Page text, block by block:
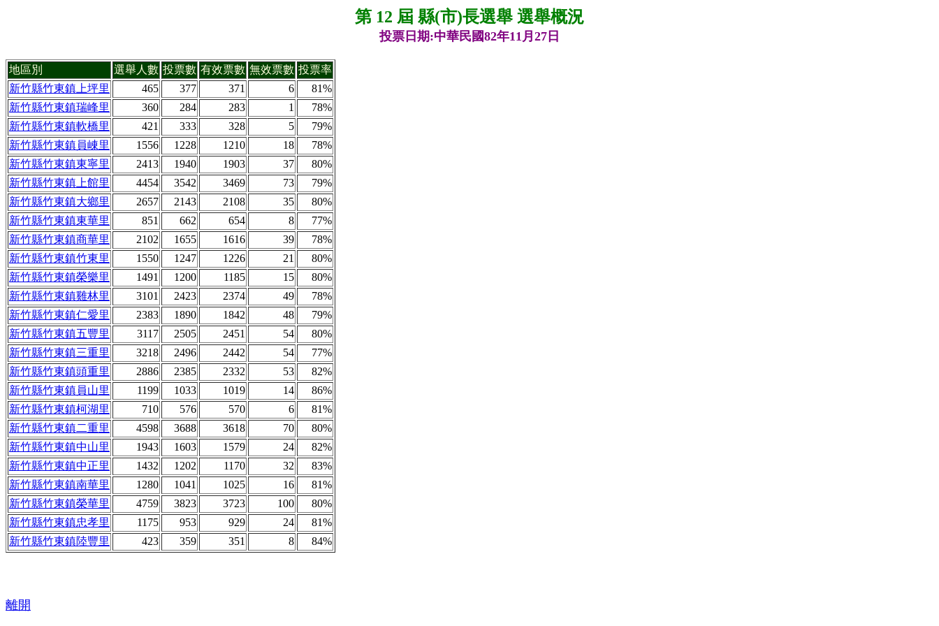
第 12 屆 縣(市)長選舉 選舉概況
投票日期:中華民國82年11月27日
地區別 選舉人數 投票數 有效票數 無效票數 投票率
新竹縣竹東鎮上坪里
465 377 371 6
81%
新竹縣竹東鎮瑞峰里
360 284 283 1
78%
新竹縣竹東鎮軟橋里
421 333 328 5
79%
新竹縣竹東鎮員崠里
1556 1228 1210 18
78%
新竹縣竹東鎮東寧里
2413 1940 1903 37
80%
新竹縣竹東鎮上館里
4454 3542 3469 73
79%
新竹縣竹東鎮大鄉里
2657 2143 2108 35
80%
新竹縣竹東鎮東華里
851 662 654 8
77%
新竹縣竹東鎮商華里
2102 1655 1616 39
78%
新竹縣竹東鎮竹東里
1550 1247 1226 21
80%
新竹縣竹東鎮榮樂里
1491 1200 1185 15
80%
新竹縣竹東鎮雞林里
3101 2423 2374 49
78%
新竹縣竹東鎮仁愛里
2383 1890 1842 48
79%
新竹縣竹東鎮五豐里
3117 2505 2451 54
80%
新竹縣竹東鎮三重里
3218 2496 2442 54
77%
新竹縣竹東鎮頭重里
2886 2385 2332 53
82%
新竹縣竹東鎮員山里
1199 1033 1019 14
86%
新竹縣竹東鎮柯湖里
710 576 570 6
81%
新竹縣竹東鎮二重里
4598 3688 3618 70
80%
新竹縣竹東鎮中山里
1943 1603 1579 24
82%
新竹縣竹東鎮中正里
1432 1202 1170 32
83%
新竹縣竹東鎮南華里
1280 1041 1025 16
81%
新竹縣竹東鎮榮華里
4759 3823 3723 100
80%
新竹縣竹東鎮忠孝里
1175 953 929 24
81%
新竹縣竹東鎮陸豐里
423 359 351 8 84%
離開